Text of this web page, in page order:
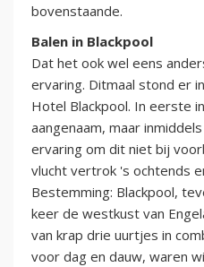
bovenstaande.
Balen in Blackpool
Dat het ook wel eens
ervaring. Ditmaal stond er
Hotel Blackpool. In eerste
aangenaam, maar
ervaring om dit niet bij
vlucht vertrok 's ochtends
Bestemming: Blackpool,
keer de westkust van
van krap drie uurtjes in
voor dag en dauw, waren